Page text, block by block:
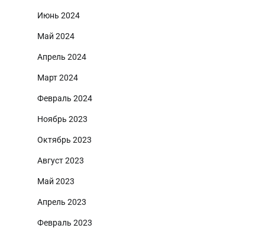
Июнь 2024
Май 2024
Апрель 2024
Март 2024
Февраль 2024
Ноябрь 2023
Октябрь 2023
Август 2023
Май 2023
Апрель 2023
Февраль 2023